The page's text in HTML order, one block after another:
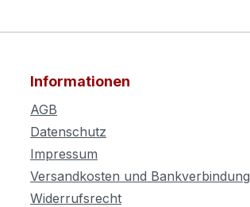
Informationen
AGB
Datenschutz
Impressum
Versandkosten und Bankverbindung
Widerrufsrecht